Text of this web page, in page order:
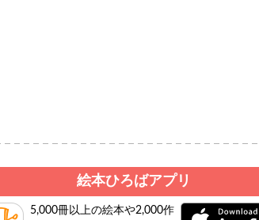
絵本ひろばアプリ
5,000冊以上の絵本や2,000作